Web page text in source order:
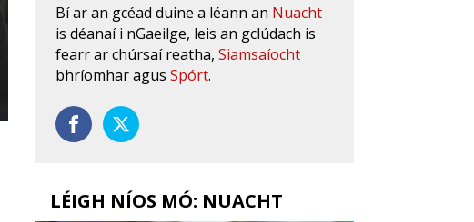
Bí ar an gcéad duine a léann an Nuacht
is déanaí i nGaeilge, leis an gclúdach is
fearr ar chúrsaí reatha,Siamsaíocht
bhríomhar agusSpórt.
LÉIGH NÍOS MÓ: NUACHT